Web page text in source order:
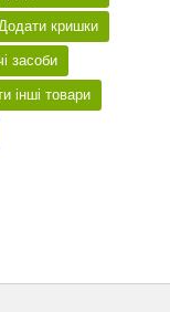
кришки
засоби
інші товари